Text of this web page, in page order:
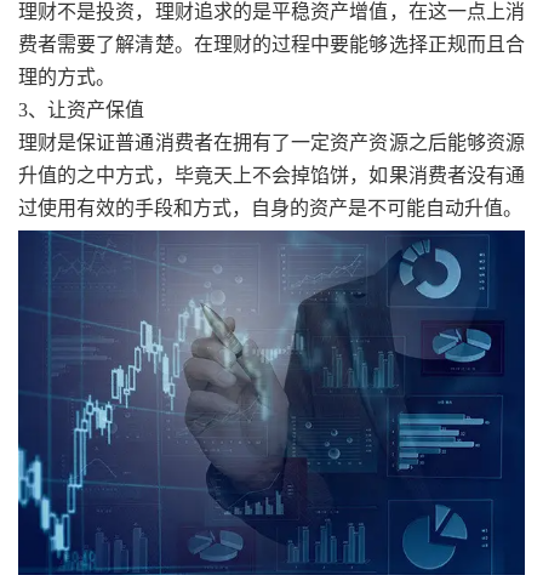
理财不是投资，理财追求的是平稳资产增值，在这一点上消
费者需要了解清楚。在理财的过程中要能够选择正规而且合
理的方式。
3、让资产保值
理财是保证普通消费者在拥有了一定资产资源之后能够资源
升值的之中方式，毕竟天上不会掉馅饼，如果消费者没有通
过使用有效的手段和方式，自身的资产是不可能自动升值。